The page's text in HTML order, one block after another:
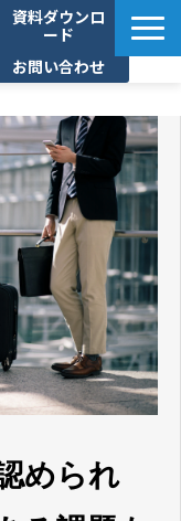
資料ダウンロ
ード
お問い合わせ
められ